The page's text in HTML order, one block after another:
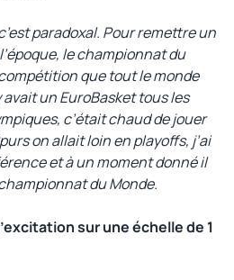
paradoxal. Pour remettre un
le championnat du
que tout le monde
un EuroBasket tous les
c’était chaud de jouer
on allait loin en playoffs, j’ai
et à un moment donné il
du Monde.
sur une échelle de 1